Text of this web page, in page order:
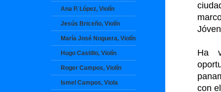
Ana P. López, Violín
Jesús Briceño, Violín
María José Noguera, Violín
Hugo Castillo, Violín
Roger Campos, Violín
Ismel Campos, Viola
Ha
con